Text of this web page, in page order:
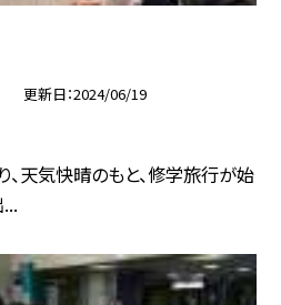
更新日 2024/06/19
天気快晴のもと、修学旅行が始